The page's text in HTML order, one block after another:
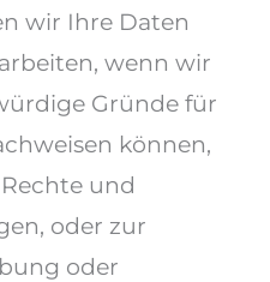
wir Ihre Daten
wenn wir
Gründe für
können,
und
oder zur
oder